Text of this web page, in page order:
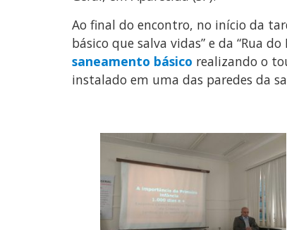
Ao final do encontro, no início da
básico que salva vidas” e da “Rua
saneamento básico realizando o
instalado em uma das paredes da